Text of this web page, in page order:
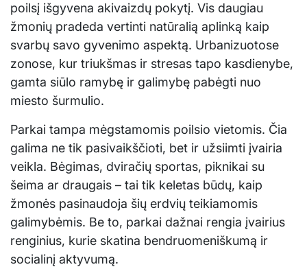
poilsį išgyvena akivaizdų pokytį. Vis daugiau
žmonių pradeda vertinti natūralią aplinką kaip
svarbų savo gyvenimo aspektą. Urbanizuotose
zonose, kur triukšmas ir stresas tapo kasdienybe,
gamta siūlo ramybę ir galimybę pabėgti nuo
miesto šurmulio.
Parkai tampa mėgstamomis poilsio vietomis. Čia
galima ne tik pasivaikščioti, bet ir užsiimti įvairia
veikla. Bėgimas, dviračių sportas, piknikai su
šeima ar draugais – tai tik keletas būdų, kaip
žmonės pasinaudoja šių erdvių teikiamomis
galimybėmis. Be to, parkai dažnai rengia įvairius
renginius, kurie skatina bendruomeniškumą ir
socialinį aktyvumą.